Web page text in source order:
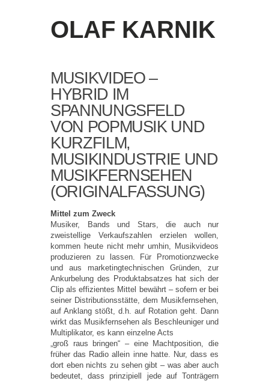
OLAF KARNIK
MUSIKVIDEO –
HYBRID IM
SPANNUNGSFELD
VON POPMUSIK UND
KURZFILM,
MUSIKINDUSTRIE UND
MUSIKFERNSEHEN
(ORIGINALFASSUNG)
Mittel zum Zweck
Musiker, Bands und Stars, die auch nur
zweistellige Verkaufszahlen erzielen wollen,
kommen heute nicht mehr umhin, Musikvideos
produzieren zu lassen. Für Promotionzwecke
und aus marketingtechnischen Gründen, zur
Ankurbelung des Produktabsatzes hat sich der
Clip als effizientes Mittel bewährt – sofern er bei
seiner Distributionsstätte, dem Musikfernsehen,
auf Anklang stößt, d.h. auf Rotation geht. Dann
wirkt das Musikfernsehen als Beschleuniger und
Multiplikator, es kann einzelne Acts
„groß raus bringen“ – eine Machtposition, die
früher das Radio allein inne hatte. Nur, dass es
dort eben nichts zu sehen gibt – was aber auch
bedeutet, dass prinzipiell jede auf Tonträgern